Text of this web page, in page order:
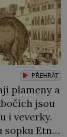
PŘEHRÁT
plameny a
jsou
i veverky.
sopku Etnu,